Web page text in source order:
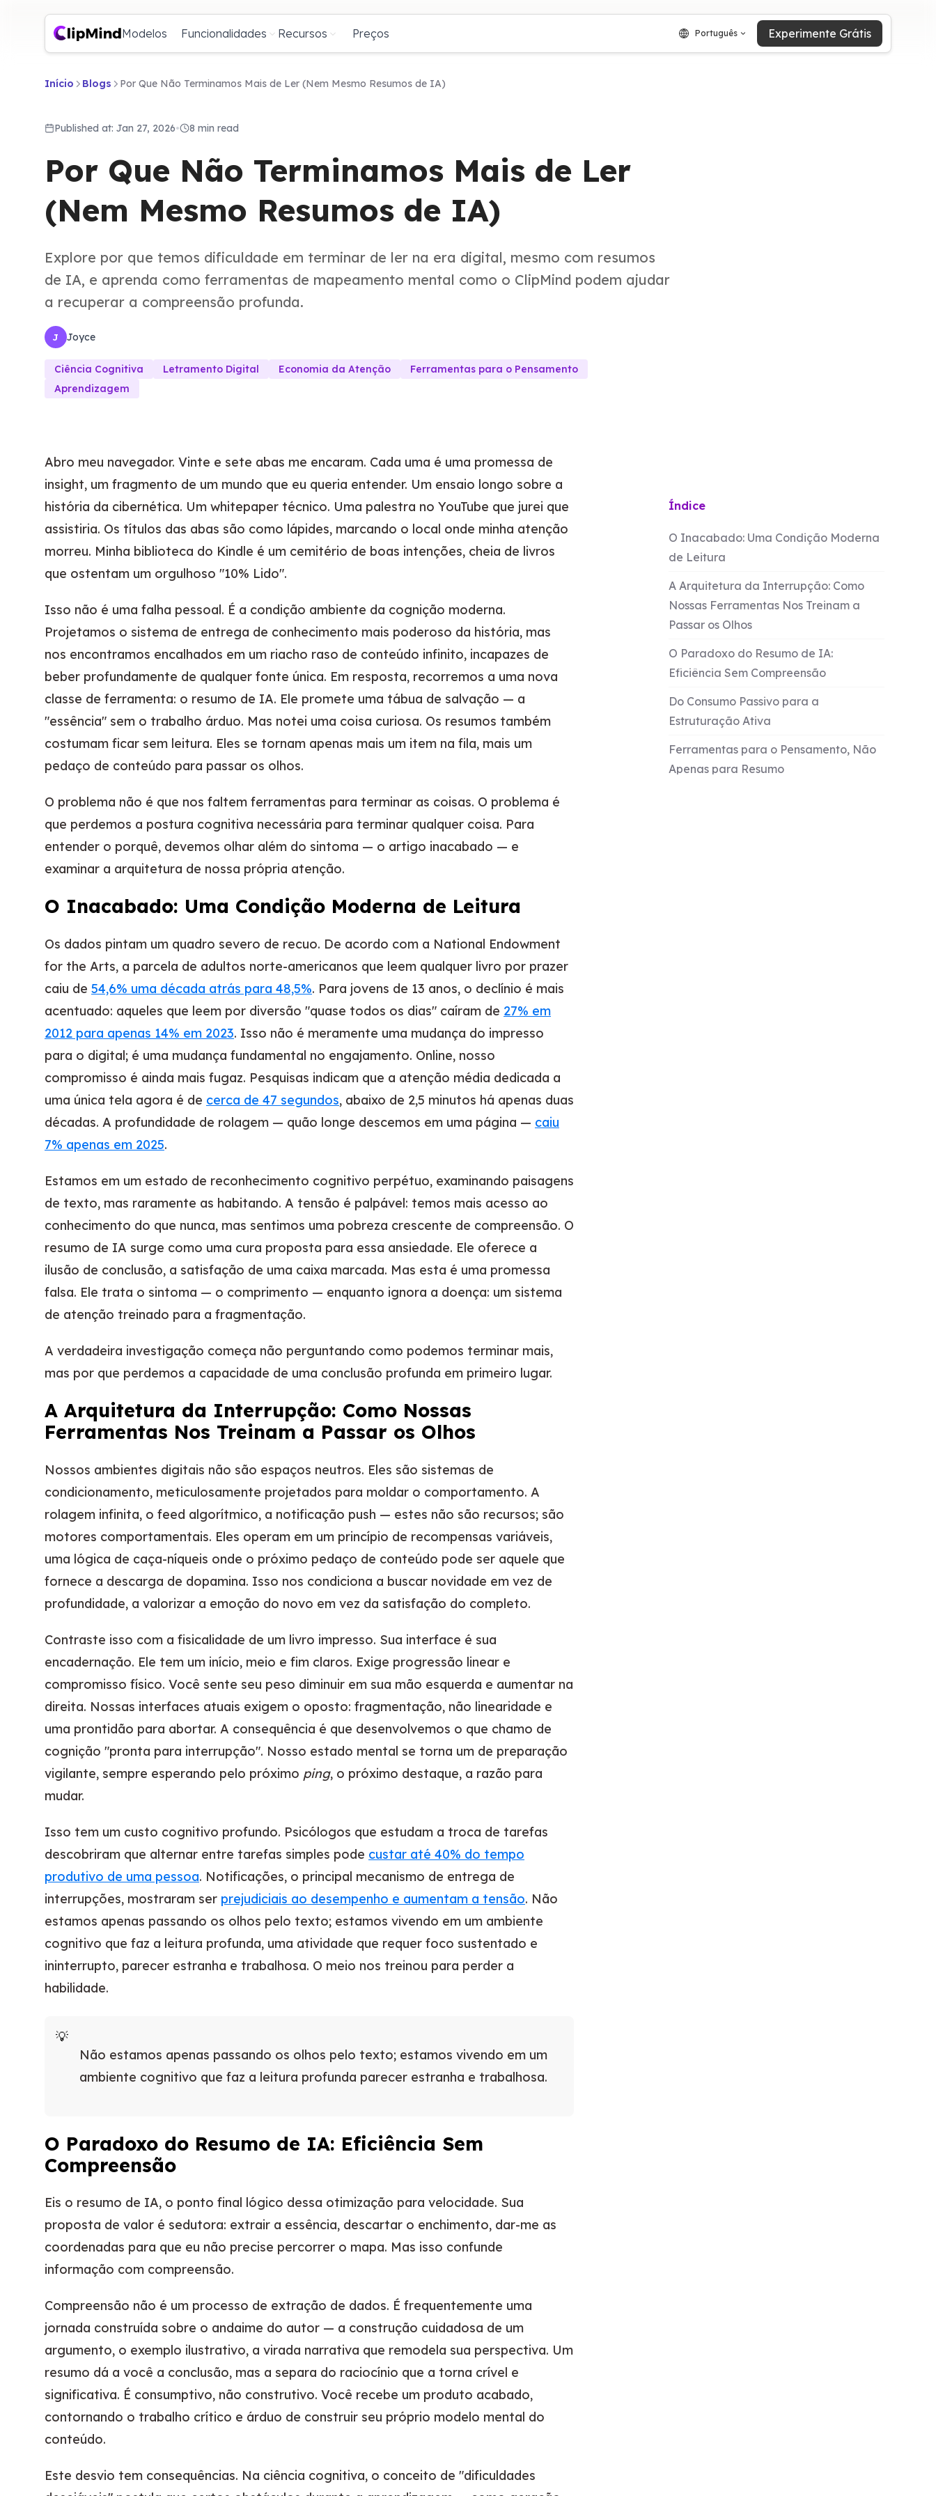
Modelos Funcionalidades Recursos Preços Português Experimente Grátis
Início Blogs Por Que Não Terminamos Mais de Ler (Nem Mesmo Resumos de IA)
Published at: Jan 27, 2026• 8 min read
Por Que Não Terminamos Mais de Ler
(Nem Mesmo Resumos de IA)
Explore por que temos dificuldade em terminar de ler na era digital, mesmo com resumos
de IA, e aprenda como ferramentas de mapeamento mental como o ClipMind podem ajudar
a recuperar a compreensão profunda.
J Joyce
Ciência Cognitiva Letramento Digital Economia da Atenção
Ferramentas para o Pensamento
Aprendizagem
Abro meu navegador. Vinte e sete abas me encaram. Cada uma é uma promessa de
insight, um fragmento de um mundo que eu queria entender. Um ensaio longo sobre a
história da cibernética. Um whitepaper técnico. Uma palestra no YouTube que jurei que
assistiria. Os títulos das abas são como lápides, marcando o local onde minha atenção
morreu. Minha biblioteca do Kindle é um cemitério de boas intenções, cheia de livros
que ostentam um orgulhoso "10% Lido".
Isso não é uma falha pessoal. É a condição ambiente da cognição moderna.
Projetamos o sistema de entrega de conhecimento mais poderoso da história, mas
nos encontramos encalhados em um riacho raso de conteúdo infinito, incapazes de
beber profundamente de qualquer fonte única. Em resposta, recorremos a uma nova
classe de ferramenta: o resumo de IA. Ele promete uma tábua de salvação — a
"essência" sem o trabalho árduo. Mas notei uma coisa curiosa. Os resumos também
costumam ficar sem leitura. Eles se tornam apenas mais um item na fila, mais um
pedaço de conteúdo para passar os olhos.
O problema não é que nos faltem ferramentas para terminar as coisas. O problema é
que perdemos a postura cognitiva necessária para terminar qualquer coisa. Para
entender o porquê, devemos olhar além do sintoma — o artigo inacabado — e
examinar a arquitetura de nossa própria atenção.
O Inacabado: Uma Condição Moderna de Leitura
Os dados pintam um quadro severo de recuo. De acordo com a National Endowment
for the Arts, a parcela de adultos norte-americanos que leem qualquer livro por prazer
caiu de 54,6% uma década atrás para 48,5%. Para jovens de 13 anos, o declínio é mais
acentuado: aqueles que leem por diversão "quase todos os dias" caíram de 27% em
2012 para apenas 14% em 2023. Isso não é meramente uma mudança do impresso
para o digital; é uma mudança fundamental no engajamento. Online, nosso
compromisso é ainda mais fugaz. Pesquisas indicam que a atenção média dedicada a
uma única tela agora é de cerca de 47 segundos, abaixo de 2,5 minutos há apenas duas
décadas. A profundidade de rolagem — quão longe descemos em uma página — caiu
7% apenas em 2025.
Estamos em um estado de reconhecimento cognitivo perpétuo, examinando paisagens
de texto, mas raramente as habitando. A tensão é palpável: temos mais acesso ao
conhecimento do que nunca, mas sentimos uma pobreza crescente de compreensão. O
resumo de IA surge como uma cura proposta para essa ansiedade. Ele oferece a
ilusão de conclusão, a satisfação de uma caixa marcada. Mas esta é uma promessa
falsa. Ele trata o sintoma — o comprimento — enquanto ignora a doença: um sistema
de atenção treinado para a fragmentação.
A verdadeira investigação começa não perguntando como podemos terminar mais,
mas por que perdemos a capacidade de uma conclusão profunda em primeiro lugar.
A Arquitetura da Interrupção: Como Nossas
Ferramentas Nos Treinam a Passar os Olhos
Nossos ambientes digitais não são espaços neutros. Eles são sistemas de
condicionamento, meticulosamente projetados para moldar o comportamento. A
rolagem infinita, o feed algorítmico, a notificação push — estes não são recursos; são
motores comportamentais. Eles operam em um princípio de recompensas variáveis,
uma lógica de caça-níqueis onde o próximo pedaço de conteúdo pode ser aquele que
fornece a descarga de dopamina. Isso nos condiciona a buscar novidade em vez de
profundidade, a valorizar a emoção do novo em vez da satisfação do completo.
Contraste isso com a fisicalidade de um livro impresso. Sua interface é sua
encadernação. Ele tem um início, meio e fim claros. Exige progressão linear e
compromisso físico. Você sente seu peso diminuir em sua mão esquerda e aumentar na
direita. Nossas interfaces atuais exigem o oposto: fragmentação, não linearidade e
uma prontidão para abortar. A consequência é que desenvolvemos o que chamo de
cognição "pronta para interrupção". Nosso estado mental se torna um de preparação
vigilante, sempre esperando pelo próximo ping, o próximo destaque, a razão para
mudar.
Isso tem um custo cognitivo profundo. Psicólogos que estudam a troca de tarefas
descobriram que alternar entre tarefas simples pode custar até 40% do tempo
produtivo de uma pessoa. Notificações, o principal mecanismo de entrega de
interrupções, mostraram ser prejudiciais ao desempenho e aumentam a tensão. Não
estamos apenas passando os olhos pelo texto; estamos vivendo em um ambiente
cognitivo que faz a leitura profunda, uma atividade que requer foco sustentado e
ininterrupto, parecer estranha e trabalhosa. O meio nos treinou para perder a
habilidade.
Não estamos apenas passando os olhos pelo texto; estamos vivendo em um
ambiente cognitivo que faz a leitura profunda parecer estranha e trabalhosa.
O Paradoxo do Resumo de IA: Eficiência Sem
Compreensão
Eis o resumo de IA, o ponto final lógico dessa otimização para velocidade. Sua
proposta de valor é sedutora: extrair a essência, descartar o enchimento, dar-me as
coordenadas para que eu não precise percorrer o mapa. Mas isso confunde
informação com compreensão.
Compreensão não é um processo de extração de dados. É frequentemente uma
jornada construída sobre o andaime do autor — a construção cuidadosa de um
argumento, o exemplo ilustrativo, a virada narrativa que remodela sua perspectiva. Um
resumo dá a você a conclusão, mas a separa do raciocínio que a torna crível e
significativa. É consumptivo, não construtivo. Você recebe um produto acabado,
contornando o trabalho crítico e árduo de construir seu próprio modelo mental do
conteúdo.
Este desvio tem consequências. Na ciência cognitiva, o conceito de "dificuldades
Índice
O Inacabado: Uma Condição Moderna
de Leitura
A Arquitetura da Interrupção: Como
Nossas Ferramentas Nos Treinam a
Passar os Olhos
O Paradoxo do Resumo de IA:
Eficiência Sem Compreensão
Do Consumo Passivo para a
Estruturação Ativa
Ferramentas para o Pensamento, Não
Apenas para Resumo